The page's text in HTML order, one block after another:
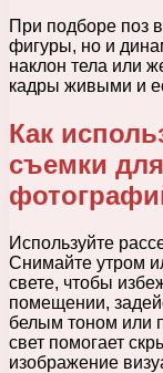
При подборе поз
фигуры, но и
наклон тела или
кадры живыми и
Как
съемки
Используйте
Снимайте утром
свете, чтобы
помещении,
белым тоном или
свет помогает
изображение